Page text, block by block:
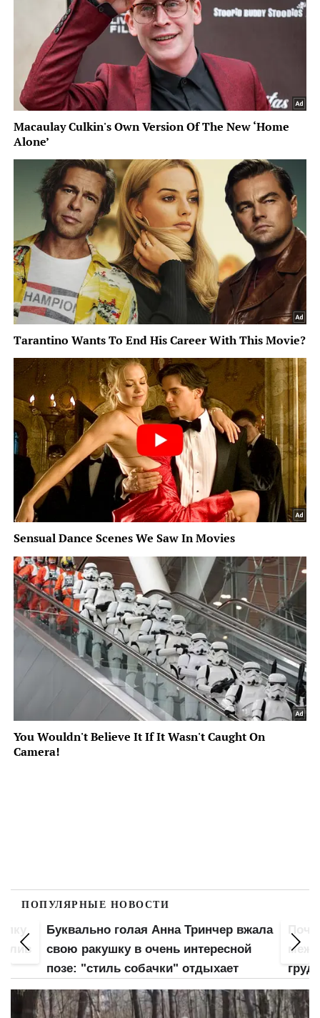
ПОПУЛЯРНЫЕ НОВОСТИ
Буквально голая Анна Тринчер вжала
свою ракушку в очень интересной
позе: "стиль собачки" отдыхает